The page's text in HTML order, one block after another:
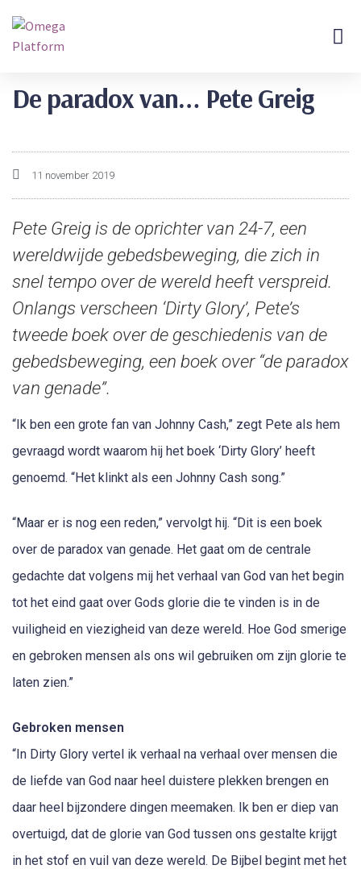
De paradox van… Pete Greig
11 november 2019
Pete Greig is de oprichter van 24-7, een
wereldwijde gebedsbeweging, die zich in
snel tempo over de wereld heeft verspreid.
Onlangs verscheen ‘Dirty Glory’, Pete’s
tweede boek over de geschiedenis van de
gebedsbeweging, een boek over “de paradox
van genade”.
“Ik ben een grote fan van Johnny Cash,” zegt Pete als hem
gevraagd wordt waarom hij het boek ‘Dirty Glory’ heeft
genoemd. “Het klinkt als een Johnny Cash song.”
“Maar er is nog een reden,” vervolgt hij. “Dit is een boek
over de paradox van genade. Het gaat om de centrale
gedachte dat volgens mij het verhaal van God van het begin
tot het eind gaat over Gods glorie die te vinden is in de
vuiligheid en viezigheid van deze wereld. Hoe God smerige
en gebroken mensen als ons wil gebruiken om zijn glorie te
laten zien.”
Gebroken mensen
“In Dirty Glory vertel ik verhaal na verhaal over mensen die
de liefde van God naar heel duistere plekken brengen en
daar heel bijzondere dingen meemaken. Ik ben er diep van
overtuigd, dat de glorie van God tussen ons gestalte krijgt
in het stof en vuil van deze wereld. De Bijbel begint met het